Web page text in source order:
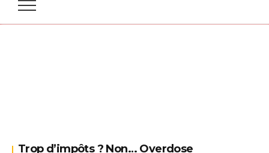
Trop d’impôts ? Non… Overdose